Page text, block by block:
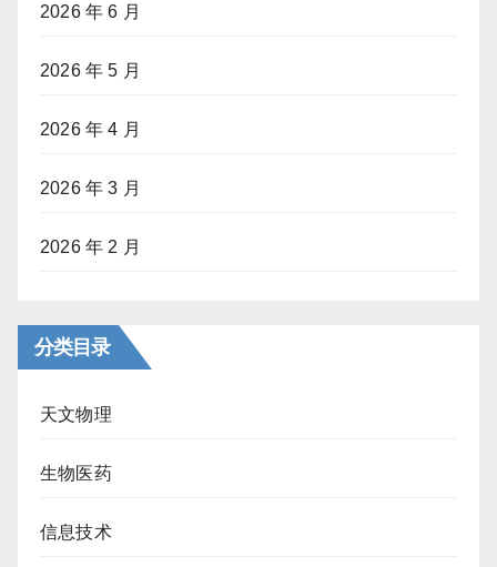
2026 年 6 月
2026 年 5 月
2026 年 4 月
2026 年 3 月
2026 年 2 月
分类目录
天文物理
生物医药
信息技术